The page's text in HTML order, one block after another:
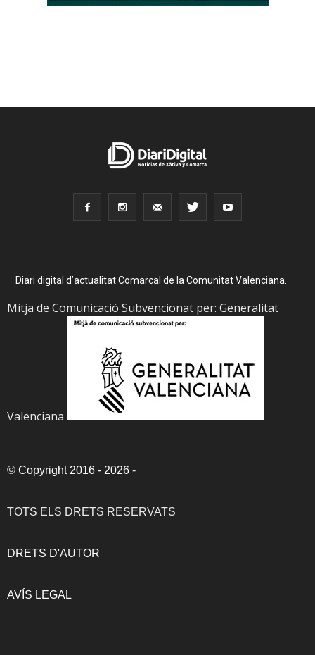
Diari digital d’actualitat Comarcal de la Comunitat Valenciana.
Mitja de Comunicació Subvencionat per: Generalitat
Valenciana
© Copyright 2016 - 2026 -
TOTS ELS DRETS RESERVATS
DRETS D'AUTOR
AVÍS LEGAL